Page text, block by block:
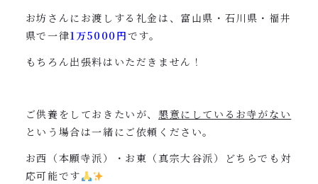
お坊さんにお渡しする礼金は、富山県・石川県・福井
県で一律1万5000円です。
もちろん出張料はいただきません！
ご供養をしておきたいが、懇意にしているお寺がない
という場合は一緒にご依頼ください。
お西（本願寺派）・お東（真宗大谷派）どちらでも対
応可能です